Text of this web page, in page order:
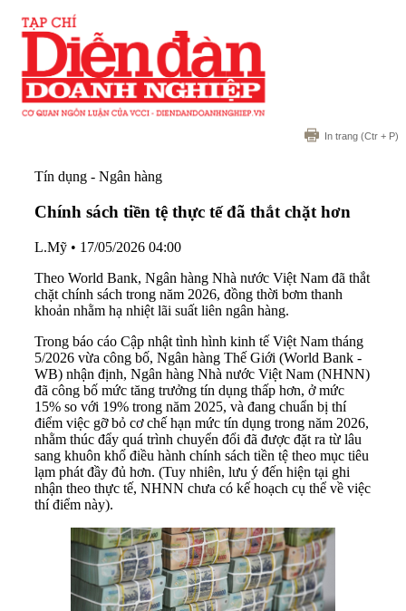
In trang (Ctr + P)
Tín dụng - Ngân hàng
Chính sách tiền tệ thực tế đã thắt chặt hơn
L.Mỹ • 17/05/2026 04:00
Theo World Bank, Ngân hàng Nhà nước Việt Nam đã thắt
chặt chính sách trong năm 2026, đồng thời bơm thanh
khoản nhằm hạ nhiệt lãi suất liên ngân hàng.
Trong báo cáo Cập nhật tình hình kinh tế Việt Nam tháng
5/2026 vừa công bố, Ngân hàng Thế Giới (World Bank -
WB) nhận định, Ngân hàng Nhà nước Việt Nam (NHNN)
đã công bố mức tăng trưởng tín dụng thấp hơn, ở mức
15% so với 19% trong năm 2025, và đang chuẩn bị thí
điểm việc gỡ bỏ cơ chế hạn mức tín dụng trong năm 2026,
nhằm thúc đẩy quá trình chuyển đổi đã được đặt ra từ lâu
sang khuôn khổ điều hành chính sách tiền tệ theo mục tiêu
lạm phát đầy đủ hơn. (Tuy nhiên, lưu ý đến hiện tại ghi
nhận theo thực tế, NHNN chưa có kế hoạch cụ thể về việc
thí điểm này).